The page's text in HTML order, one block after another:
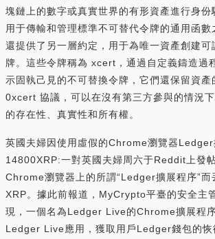
塊鏈上的數字或真實世界的有形資產進行身份
用于傳輸和管理標準不可替代令牌的通用函
還提供了另一層約定，用于為唯一資產創建可
牌。這些令牌稱為 xcert，通過自定義鑄造過
示固執己見的不可替換令牌，它們還保留資產
0xcert 協議，可以在沒有第三方參與的情況
的存在性、真實性和所有權。
英國夫婦因使用虛假的Chrome瀏覽器Ledger
14800XRP:一對英國夫婦周六于Reddit上發
Chrome瀏覽器上的所謂“Ledger擴展程序”
XRP。據此前報道，MyCrypto平臺的安全主
現，一個名為Ledger Live的Chrome擴展程
Ledger Live應用，獲取用戶Ledger錢包的恢